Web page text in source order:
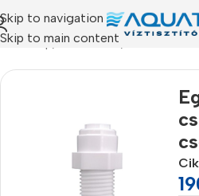
Skip to navigation
Skip to main content
Kezdőlap/Termékeink